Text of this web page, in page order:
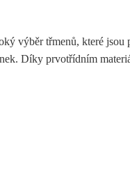
výběr třmenů, které
Díky prvotřídním